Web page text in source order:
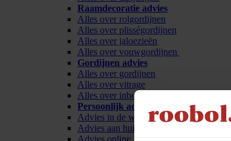
Raamdecoratie advies
Alles over rolgordijnen
Alles over plisségordijnen
Alles over jaloezieën
Alles over vouwgordijnen
Gordijnen advies
Alles over gordijnen
Alles over vitrage
Alles over inbetween
Persoonlijk advies
Advies in de winkel
Advies aan huis
Advies online